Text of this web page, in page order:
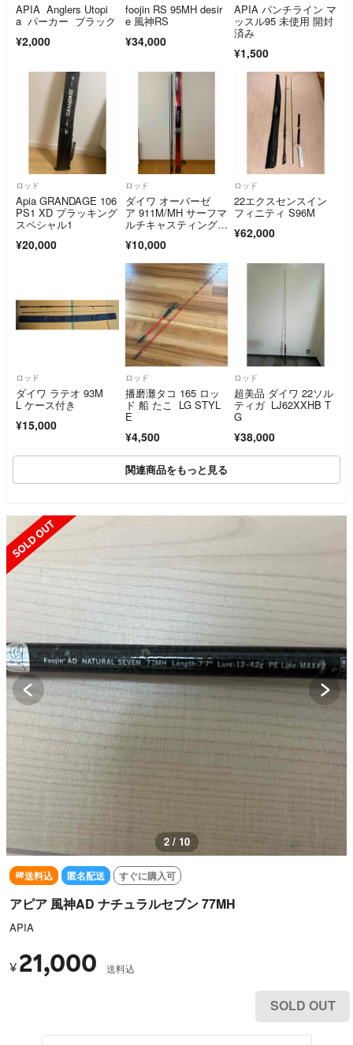
APIA Anglers Utopi
a パーカー ブラック
¥2,000
foojin RS 95MH desir
e 風神RS
¥34,000
APIA パンチライン マ
ッスル95 未使用 開封
済み
¥1,500
ロッド
Apia GRANDAGE 106
PS1 XD プラッキング
スペシャル1
¥20,000
ロッド
ダイワ オーバーゼ
ア 911M/MH サーフマ
ルチキャスティングロ
¥10,000
ロッド
22エクスセンスイン
フィニティ S96M
¥62,000
ロッド
ダイワ ラテオ 93M
L ケース付き
¥15,000
ロッド
播磨灘タコ 165 ロッ
ド 船 たこ LG STYL
E
¥4,500
ロッド
超美品 ダイワ 22ソル
ティガ LJ62XXHB T
G
¥38,000
関連商品をもっと見る
2 / 10
送料込 匿名配送 すぐに購入可
アピア 風神AD ナチュラルセブン 77MH
APIA
¥ 21,000 送料込
SOLD OUT